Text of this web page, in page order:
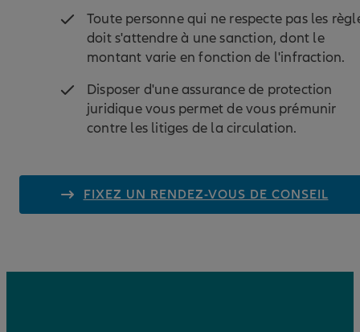
Toute personne qui ne respecte pas les
doit s'attendre à une sanction, dont le
montant varie en fonction de l'infraction.
Disposer d'une assurance de protection
juridique vous permet de vous prémunir
contre les litiges de la circulation.
FIXEZ UN RENDEZ-VOUS DE CONSEIL